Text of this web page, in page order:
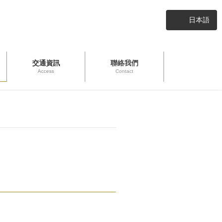
交通資訊
Access
聯絡我們
Contact
日本語